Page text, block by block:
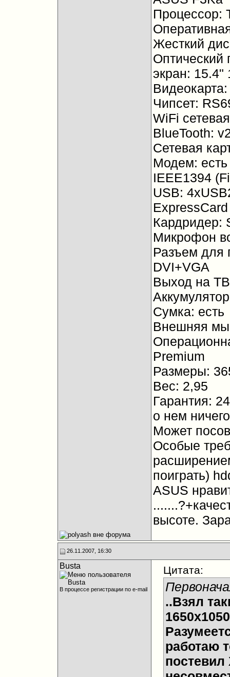
Процессор:
Жесткий
Оптический
экран: 15.4"
Чипсет:
WiFi
BlueTooth:
Сетевая
Модем: есть
IEEE1394
USB:
ExpressCard
Кардридер:
Микрофон
Разъем для
DVI+VGA
Выход на
Сумка: есть
Внешняя
Premium
Размеры:
Вес: 2,95
Гарантия:
о нем
Может
Особые
поиграть)
ASUS
высоте.
26.11.2007, 16:30
Busta
В процессе регистрации по e-mail
Цитата:
..Взял
работаю
постевил